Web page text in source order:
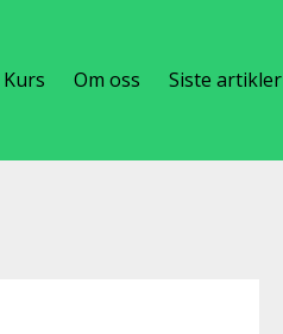
Kurs Om oss Siste artikler